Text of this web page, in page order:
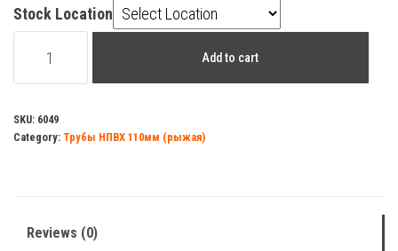
Stock Location
2
метра
quantity
Add to cart
SKU: 6049
Category: Трубы НПВХ 110мм (рыжая)
Reviews (0)